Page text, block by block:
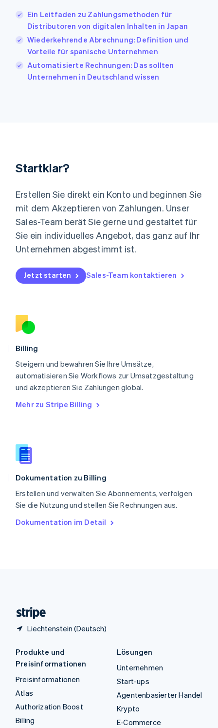
Ein Leitfaden zu Zahlungsmethoden für
Distributoren von digitalen Inhalten in Japan
Wiederkehrende Abrechnung: Definition und
Vorteile für spanische Unternehmen
Automatisierte Rechnungen: Das sollten
Unternehmen in Deutschland wissen
Startklar?
Erstellen Sie direkt ein Konto und beginnen Sie
mit dem Akzeptieren von Zahlungen. Unser
Sales-Team berät Sie gerne und gestaltet für
Sie ein individuelles Angebot, das ganz auf Ihr
Unternehmen abgestimmt ist.
Jetzt starten Sales-Team kontaktieren
Billing
Steigern und bewahren Sie Ihre Umsätze,
automatisieren Sie Workflows zur Umsatzgestaltung
und akzeptieren Sie Zahlungen global.
Mehr zu Stripe Billing
Dokumentation zu Billing
Erstellen und verwalten Sie Abonnements, verfolgen
Sie die Nutzung und stellen Sie Rechnungen aus.
Dokumentation im Detail
Liechtenstein (Deutsch)
EnglishFrançais
Kroatien
EnglishItaliano
Lettland
Liechtenstein
DeutschEnglish
Mexiko
English
Niederlande
Nederlands English
Norwegen
English
Österreich
Polen
English
Portugal
Schweden
Svenska
Schweiz
Deutsch
Singapur
English简体中文
Slowakei
English
Slowenien
English
Spanien
Thailand
Tschechische Republik
English
English
Produkte und
Preisinformationen
Preisinformationen
Atlas
Authorization Boost
Billing
Lösungen
Unternehmen
Start-ups
Agentenbasierter Handel
Krypto
E-Commerce